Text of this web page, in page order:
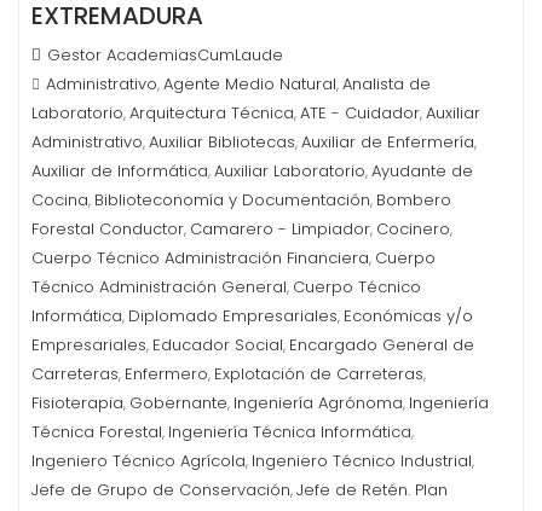
EXTREMADURA
Gestor AcademiasCumLaude
Administrativo,Agente Medio Natural,Analista de
Laboratorio,Arquitectura Técnica,ATE - Cuidador,Auxiliar
Administrativo,Auxiliar Bibliotecas,Auxiliar de Enfermería,
Auxiliar de Informática,Auxiliar Laboratorio,Ayudante de
Cocina, Biblioteconomía y Documentación, Bombero
Forestal Conductor, Camarero - Limpiador, Cocinero,
Cuerpo Técnico Administración Financiera, Cuerpo
Técnico Administración General, Cuerpo Técnico
Informática, Diplomado Empresariales, Económicas y/o
Empresariales, Educador Social, Encargado General de
Carreteras, Enfermero, Explotación de Carreteras,
Fisioterapia, Gobernante, Ingeniería Agrónoma, Ingeniería
Técnica Forestal, Ingeniería Técnica Informática,
Ingeniero Técnico Agrícola, Ingeniero Técnico Industrial,
Jefe de Grupo de Conservación,Jefe de Retén. Plan